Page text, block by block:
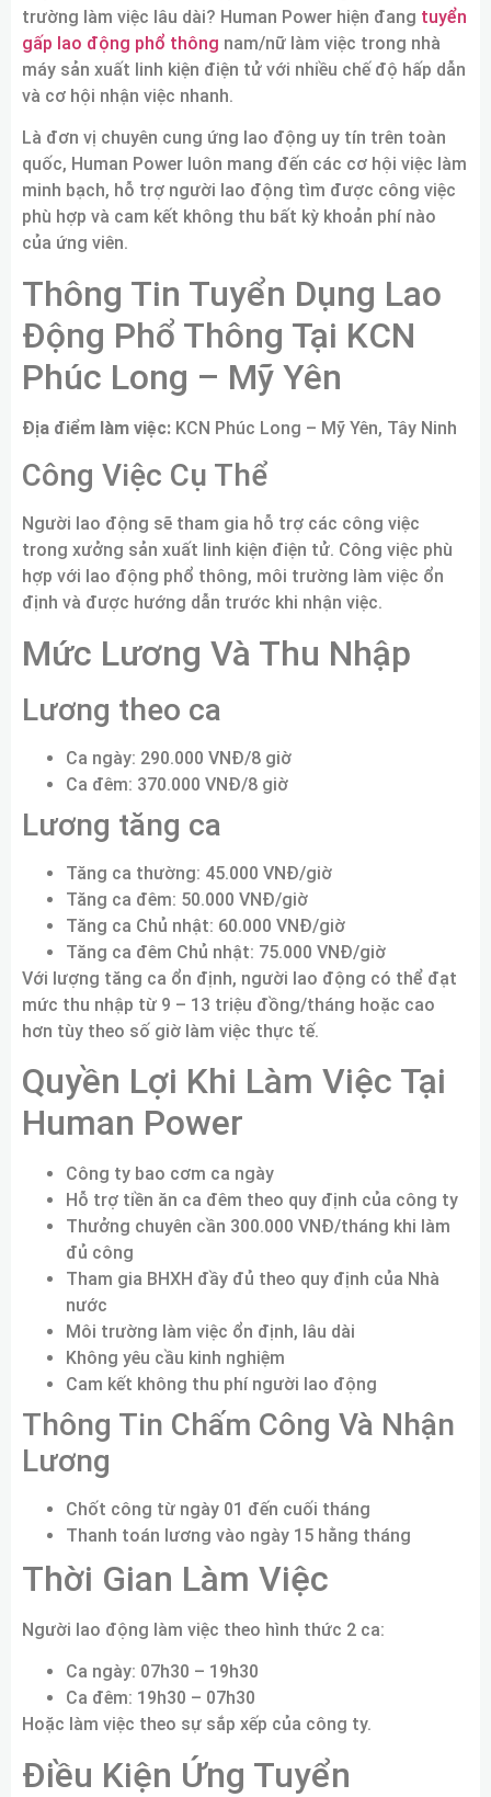
trường làm việc lâu dài? Human Power hiện đang tuyển
gấp lao động phổ thông nam/nữ làm việc trong nhà
máy sản xuất linh kiện điện tử với nhiều chế độ hấp dẫn
và cơ hội nhận việc nhanh.
Là đơn vị chuyên cung ứng lao động uy tín trên toàn
quốc, Human Power luôn mang đến các cơ hội việc làm
minh bạch, hỗ trợ người lao động tìm được công việc
phù hợp và cam kết không thu bất kỳ khoản phí nào
của ứng viên.
Thông Tin Tuyển Dụng Lao
Động Phổ Thông Tại KCN
Phúc Long – Mỹ Yên
Địa điểm làm việc: KCN Phúc Long – Mỹ Yên, Tây Ninh
Công Việc Cụ Thể
Người lao động sẽ tham gia hỗ trợ các công việc
trong xưởng sản xuất linh kiện điện tử. Công việc phù
hợp với lao động phổ thông, môi trường làm việc ổn
định và được hướng dẫn trước khi nhận việc.
Mức Lương Và Thu Nhập
Lương theo ca
Ca ngày: 290.000 VNĐ/8 giờ
Ca đêm: 370.000 VNĐ/8 giờ
Lương tăng ca
Tăng ca thường: 45.000 VNĐ/giờ
Tăng ca đêm: 50.000 VNĐ/giờ
Tăng ca Chủ nhật: 60.000 VNĐ/giờ
Tăng ca đêm Chủ nhật: 75.000 VNĐ/giờ
Với lượng tăng ca ổn định, người lao động có thể đạt
mức thu nhập từ 9 – 13 triệu đồng/tháng hoặc cao
hơn tùy theo số giờ làm việc thực tế.
Quyền Lợi Khi Làm Việc Tại
Human Power
Công ty bao cơm ca ngày
Hỗ trợ tiền ăn ca đêm theo quy định của công ty
Thưởng chuyên cần 300.000 VNĐ/tháng khi làm
đủ công
Tham gia BHXH đầy đủ theo quy định của Nhà
nước
Môi trường làm việc ổn định, lâu dài
Không yêu cầu kinh nghiệm
Cam kết không thu phí người lao động
Thông Tin Chấm Công Và Nhận
Lương
Chốt công từ ngày 01 đến cuối tháng
Thanh toán lương vào ngày 15 hằng tháng
Thời Gian Làm Việc
Người lao động làm việc theo hình thức 2 ca:
Ca ngày: 07h30 – 19h30
Ca đêm: 19h30 – 07h30
Hoặc làm việc theo sự sắp xếp của công ty.
Điều Kiện Ứng Tuyển